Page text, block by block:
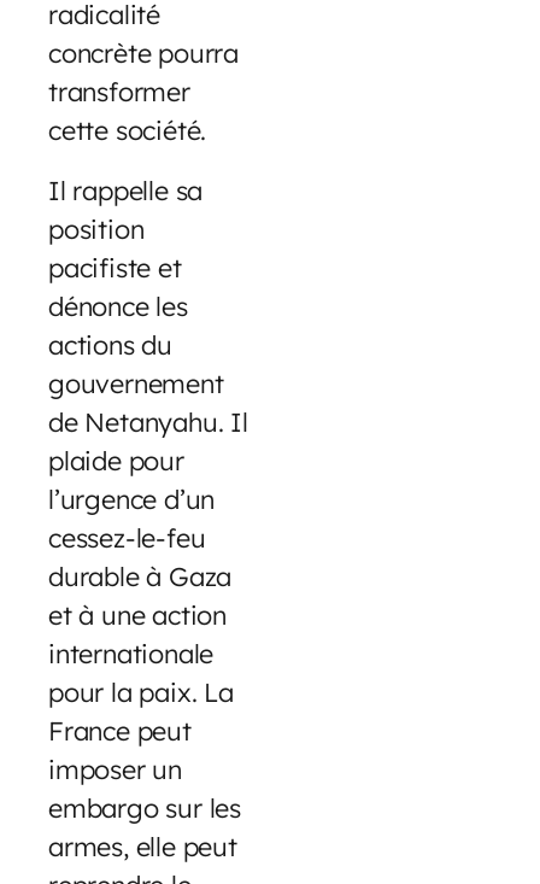
radicalité
concrète pourra
transformer
cette société.
Il rappelle sa
position
pacifiste et
dénonce les
actions du
gouvernement
de Netanyahu. Il
plaide pour
l’urgence d’un
cessez-le-feu
durable à Gaza
et à une action
internationale
pour la paix. La
France peut
imposer un
embargo sur les
armes, elle peut